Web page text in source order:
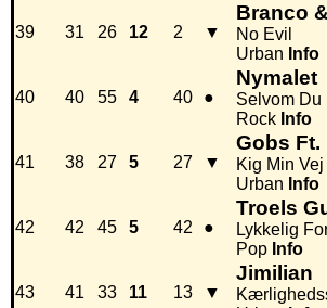
39 31 26 12 2 ▼
Branco
No Evil
Urban Info
40 40 55 4 40 ●
Nymalet
Selvom Du
Rock Info
41 38 27 5 27 ▼
Gobs Ft.
Kig Min Vej
Urban Info
42 42 45 5 42 ●
Troels
Lykkelig
Pop Info
43 41 33 11 13 ▼
Jimilian